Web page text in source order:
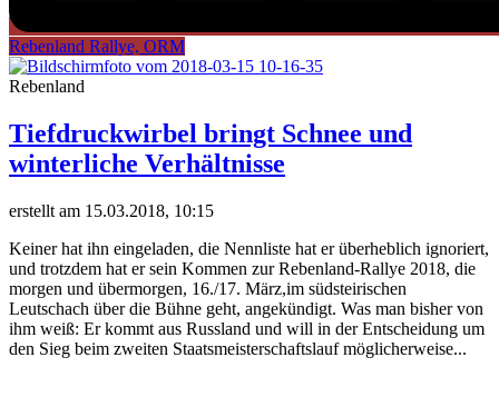
Rebenland Rallye, ORM
Rebenland
Tiefdruckwirbel bringt Schnee und
winterliche Verhältnisse
erstellt am 15.03.2018, 10:15
Keiner hat ihn eingeladen, die Nennliste hat er überheblich ignoriert,
und trotzdem hat er sein Kommen zur Rebenland-Rallye 2018, die
morgen und übermorgen, 16./17. März,im südsteirischen
Leutschach über die Bühne geht, angekündigt. Was man bisher von
ihm weiß: Er kommt aus Russland und will in der Entscheidung um
den Sieg beim zweiten Staatsmeisterschaftslauf möglicherweise...